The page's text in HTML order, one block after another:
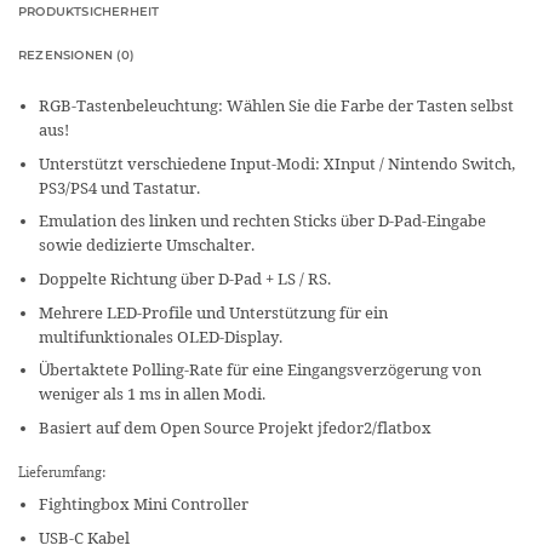
PRODUKTSICHERHEIT
REZENSIONEN (0)
RGB-Tastenbeleuchtung: Wählen Sie die Farbe der Tasten selbst
aus!
Unterstützt verschiedene Input-Modi: XInput / Nintendo Switch,
PS3/PS4 und Tastatur.
Emulation des linken und rechten Sticks über D-Pad-Eingabe
sowie dedizierte Umschalter.
Doppelte Richtung über D-Pad + LS / RS.
Mehrere LED-Profile und Unterstützung für ein
multifunktionales OLED-Display.
Übertaktete Polling-Rate für eine Eingangsverzögerung von
weniger als 1 ms in allen Modi.
Basiert auf dem Open Source Projekt jfedor2/flatbox
Lieferumfang:
Fightingbox Mini Controller
USB-C Kabel